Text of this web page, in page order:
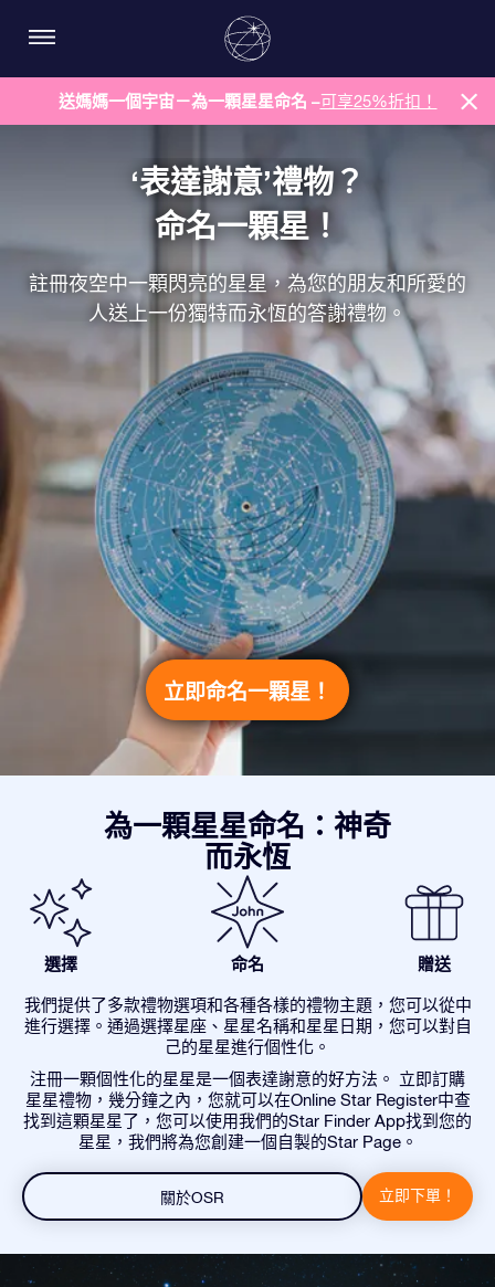
送媽媽一個宇宙－為一顆星星命名 –可享25%折扣！
‘表達謝意’禮物？
命名一顆星！
註冊夜空中一顆閃亮的星星，為您的朋友和所愛的
人送上一份獨特而永恆的答謝禮物。
立即命名一顆星！
為一顆星星命名：神奇
而永恆
選擇 命名 贈送
我們提供了多款禮物選項和各種各樣的禮物主題，您可以從中
進行選擇。通過選擇星座、星星名稱和星星日期，您可以對自
己的星星進行個性化。
注冊一顆個性化的星星是一個表達謝意的好方法。 立即訂購
星星禮物，幾分鐘之內，您就可以在Online Star Register中查
找到這顆星星了，您可以使用我們的Star Finder App找到您的
星星，我們將為您創建一個自製的Star Page。
關於OSR 立即下單！